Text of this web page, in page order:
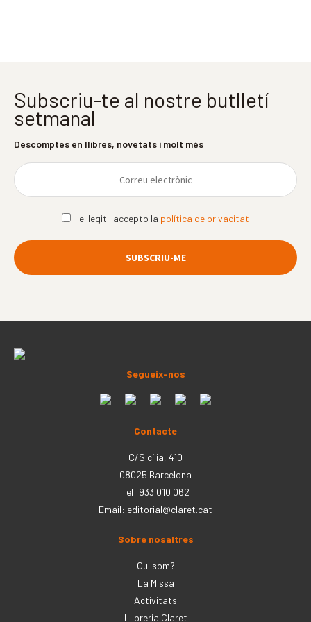
Subscriu-te al nostre butlletí
setmanal
Descomptes en llibres, novetats i molt més
He llegit i accepto la política de privacitat
Segueix-nos
Contacte
C/Sicília, 410
08025 Barcelona
Tel: 933 010 062
Email: editorial@claret.cat
Sobre nosaltres
Qui som?
La Missa
Activitats
Llibreria Claret